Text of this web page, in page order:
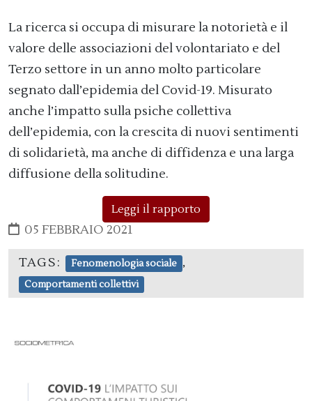
La ricerca si occupa di misurare la notorietà e il
valore delle associazioni del volontariato e del
Terzo settore in un anno molto particolare
segnato dall’epidemia del Covid-19. Misurato
anche l’impatto sulla psiche collettiva
dell’epidemia, con la crescita di nuovi sentimenti
di solidarietà, ma anche di diffidenza e una larga
diffusione della solitudine.
Leggi il rapporto
05 FEBBRAIO 2021
TAGS: Fenomenologia sociale ,
Comportamenti collettivi